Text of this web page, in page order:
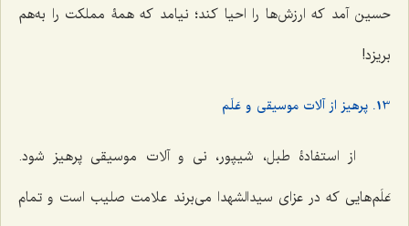
حسین آمد که ارزش‌ها را احیا کند؛ نیامد که همۀ مملکت را به‌هم
بریزد!
13. پرهیز از آلات موسیقی و عَلَم
از استفادۀ طبل، شیپور، نی و آلات موسیقی پرهیز شود.
عَلَم‌هایی که در عزای سیدالشهدا می‌برند علامت صلیب است و تمام